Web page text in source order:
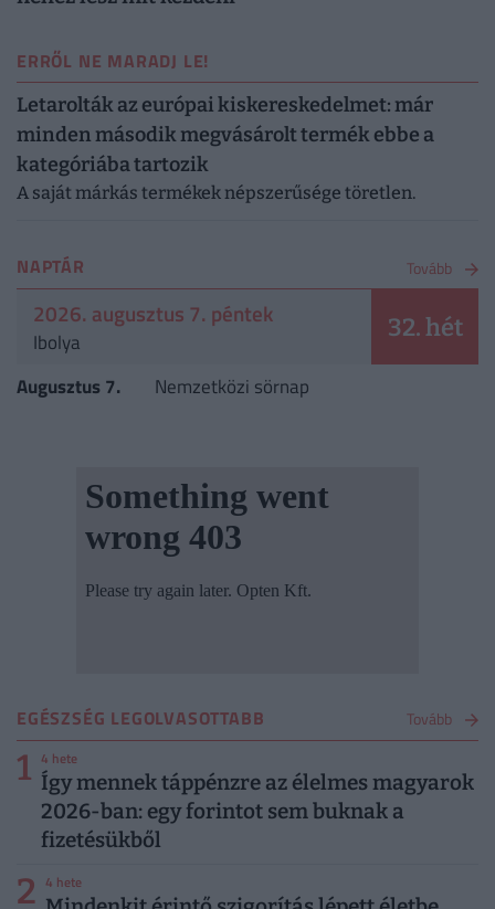
ERRŐL NE MARADJ LE!
Letarolták az európai kiskereskedelmet: már
minden második megvásárolt termék ebbe a
kategóriába tartozik
A saját márkás termékek népszerűsége töretlen.
NAPTÁR Tovább
2026. augusztus 7. péntek
Ibolya 32. hét
Augusztus 7. Nemzetközi sörnap
EGÉSZSÉG LEGOLVASOTTABB Tovább
1 4 hete
Így mennek táppénzre az élelmes magyarok
2026-ban: egy forintot sem buknak a
fizetésükből
2 4 hete